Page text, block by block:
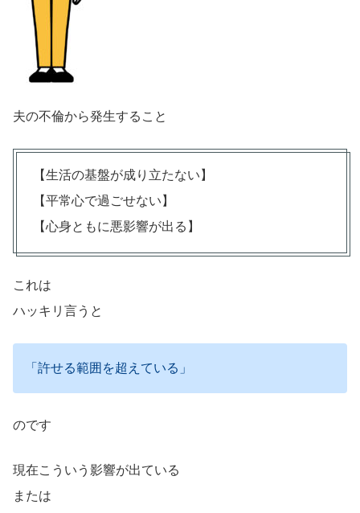
夫の不倫から発生すること
【生活の基盤が成り立たない】
【平常心で過ごせない】
【心身ともに悪影響が出る】
これは
ハッキリ言うと
「許せる範囲を超えている」
のです
現在こういう影響が出ている
または